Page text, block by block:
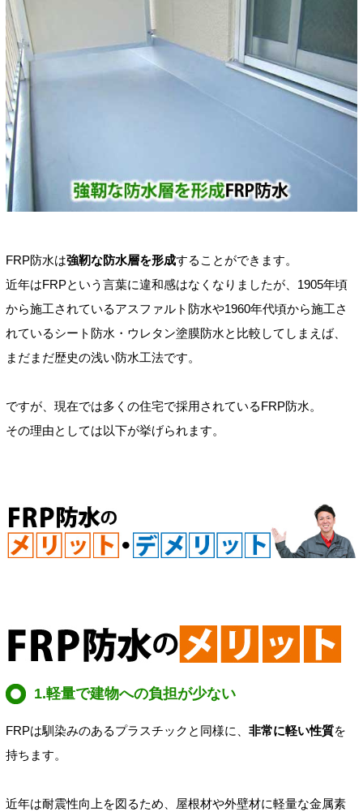
FRP防水は強靭な防水層を形成することができます。
近年はFRPという言葉に違和感はなくなりましたが、1905年頃
から施工されているアスファルト防水や1960年代頃から施工さ
れているシート防水・ウレタン塗膜防水と比較してしまえば、
まだまだ歴史の浅い防水工法です。
ですが、現在では多くの住宅で採用されているFRP防水。
その理由としては以下が挙げられます。
1.軽量で建物への負担が少ない
FRPは馴染みのあるプラスチックと同様に、 非常に軽い性質を
持ちます。
近年は耐震性向上を図るため、屋根材や外壁材に軽量な金属素